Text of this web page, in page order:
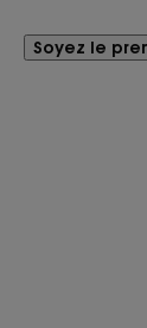
Soyez le